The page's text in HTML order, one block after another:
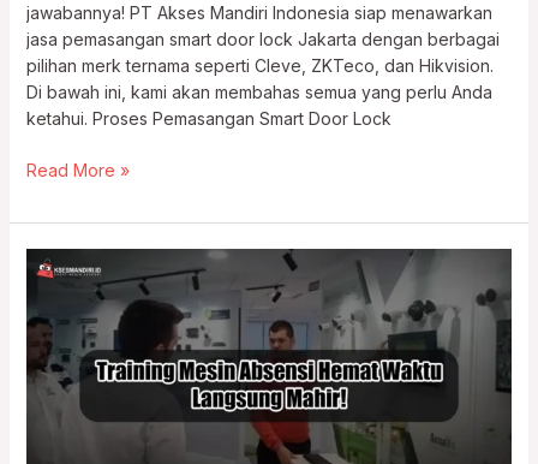
jawabannya! PT Akses Mandiri Indonesia siap menawarkan
jasa pemasangan smart door lock Jakarta dengan berbagai
pilihan merk ternama seperti Cleve, ZKTeco, dan Hikvision.
Di bawah ini, kami akan membahas semua yang perlu Anda
ketahui. Proses Pemasangan Smart Door Lock
Read More »
Training
Absensi
Hemat
Waktu,
Langsung